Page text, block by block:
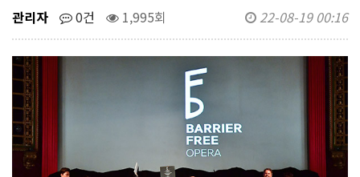
관리자 0건 1,995회 22-08-19 00:16